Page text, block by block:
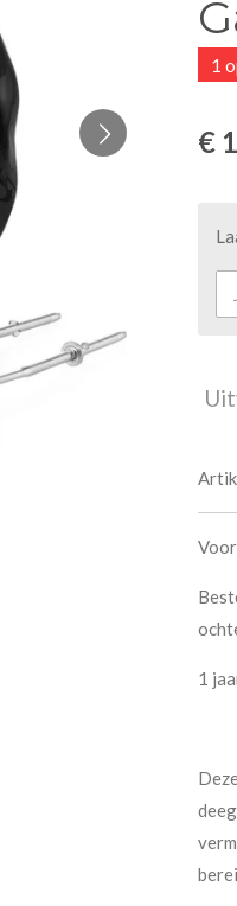
1
€
1